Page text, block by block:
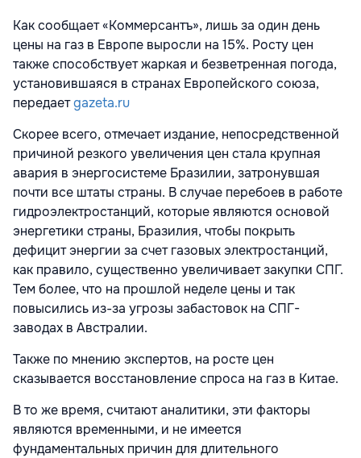
Как сообщает «Коммерсантъ», лишь за один день
цены на газ в Европе выросли на 15%. Росту цен
также способствует жаркая и безветренная погода,
установившаяся в странах Европейского союза,
передаетgazeta.ru
Скорее всего, отмечает издание, непосредственной
причиной резкого увеличения цен стала крупная
авария в энергосистеме Бразилии, затронувшая
почти все штаты страны. В случае перебоев в работе
гидроэлектростанций, которые являются основой
энергетики страны, Бразилия, чтобы покрыть
дефицит энергии за счет газовых электростанций,
как правило, существенно увеличивает закупки СПГ.
Тем более, что на прошлой неделе цены и так
повысились из-за угрозы забастовок на СПГ-
заводах в Австралии.
Также по мнению экспертов, на росте цен
сказывается восстановление спроса на газ в Китае.
В то же время, считают аналитики, эти факторы
являются временными, и не имеется
фундаментальных причин для длительного